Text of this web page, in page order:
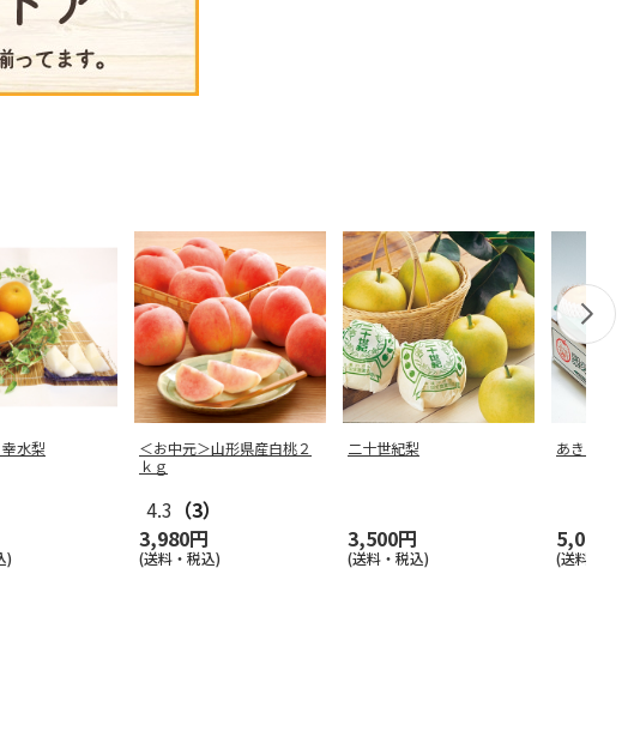
水梨
)
＜お中元＞山形県産白桃２
ｋｇ
4.3 （3）
3,980円
(送料・税込)
二十世紀梨
3,500円
(送料・税込)
あきづき梨
5,000円
(送料・税込)